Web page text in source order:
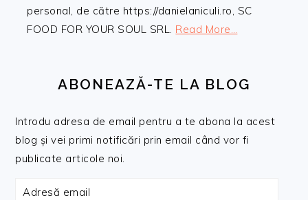
personal, de către https://danielaniculi.ro, SC
FOOD FOR YOUR SOUL SRL. Read More…
ABONEAZĂ-TE LA BLOG
Introdu adresa de email pentru a te abona la acest
blog și vei primi notificări prin email când vor fi
publicate articole noi.
Adresă